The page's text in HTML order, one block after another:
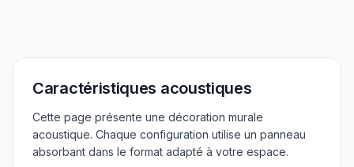
Caractéristiques acoustiques
Cette page présente une décoration murale
acoustique. Chaque configuration utilise un panneau
absorbant dans le format adapté à votre espace.